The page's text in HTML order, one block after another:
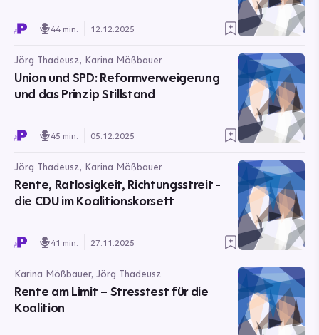
44 min. 12.12.2025
Jörg Thadeusz, Karina Mößbauer
Union und SPD: Reformverweigerung
und das Prinzip Stillstand
45 min. 05.12.2025
Jörg Thadeusz, Karina Mößbauer
Rente, Ratlosigkeit, Richtungsstreit -
die CDU im Koalitionskorsett
41 min. 27.11.2025
Karina Mößbauer, Jörg Thadeusz
Rente am Limit – Stresstest für die
Koalition